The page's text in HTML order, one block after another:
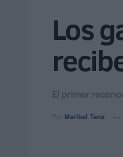
Los
El primer
Por Maribel Tena